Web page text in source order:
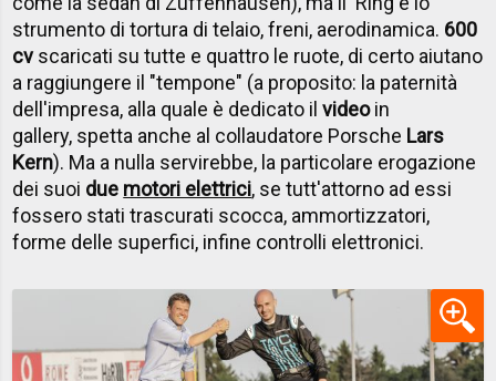
strumento di tortura di telaio, freni, aerodinamica. 600
cvscaricati su tutte e quattro le ruote, di certo aiutano
a raggiungere il "tempone" (a proposito: la paternità
dell'impresa, alla quale è dedicato ilvideoin
gallery, spetta anche al collaudatore Porsche Lars
Kern). Ma a nulla servirebbe, la particolare erogazione
dei suoi due motori elettrici, se tutt'attorno ad essi
fossero stati trascurati scocca, ammortizzatori,
forme delle superfici, infine controlli elettronici.